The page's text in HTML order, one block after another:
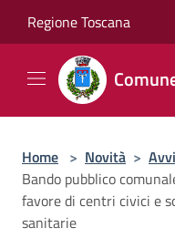
Regione Toscana
Home > Novità >
Bando pubblico
favore di centri civici e
sanitarie